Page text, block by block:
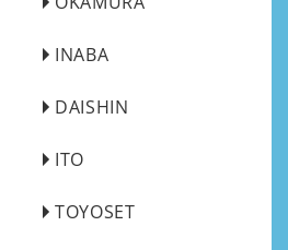
INABA
DAISHIN
ITO
TOYOSET